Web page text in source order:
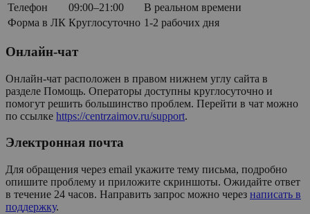
Телефон
09:00–21:00
В реальном времени
Форма в ЛК Круглосуточно 1-2 рабочих дня
Онлайн-чат
Онлайн-чат расположен в правом нижнем углу сайта в
разделе Помощь. Операторы доступны круглосуточно и
помогут решить большинство проблем. Перейти в чат можно
по ссылке https://centrzaimov.ru/support.
Электронная почта
Для обращения через email укажите тему письма, подробно
опишите проблему и приложите скриншоты. Ожидайте ответ
в течение 24 часов. Направить запрос можно через написать в
поддержку.